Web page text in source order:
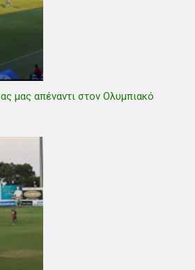
μας απέναντι στον Ολυμπιακό